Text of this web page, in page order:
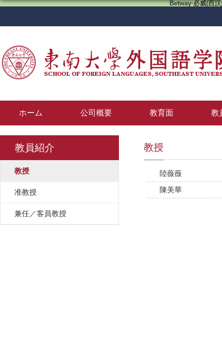
Betway·必威(西
ホーム 公司概要 教育面 教
教員紹介
教授
准教授
兼任／客員教授
教授
陸薇薇
陳美華